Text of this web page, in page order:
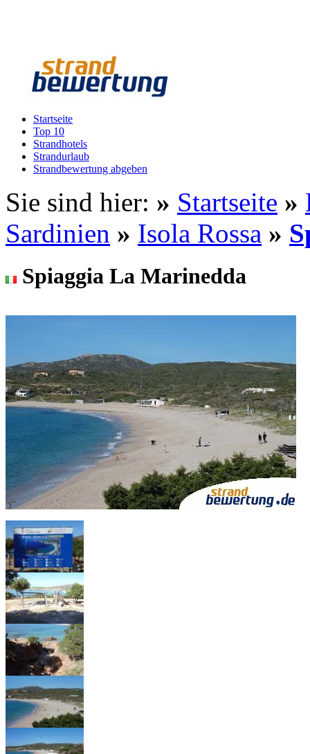
Startseite
Top 10
Strandhotels
Strandurlaub
Strandbewertung abgeben
Sie sind hier: » Startseite »
Sardinien » Isola Rossa »
Spiaggia La Marinedda